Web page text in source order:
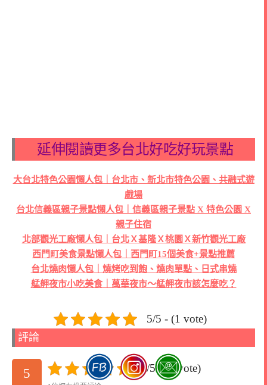
延伸閱讀更多台北好吃好玩景點
大台北特色公園懶人包｜台北市、新北市特色公園、共融式遊
戲場
台北信義區親子景點懶人包｜信義區親子景點 X 特色公園 X
親子住宿
北部觀光工廠懶人包｜台北Ｘ基隆Ｘ桃園Ｘ新竹觀光工廠
西門町美食景點懶人包｜西門町15個美食+景點推薦
台北燒肉懶人包｜燒烤吃到飽、燒肉單點、日式串燒
艋舺夜市小吃美食｜萬華夜市～艋舺夜市該怎麼吃？
5/5 - (1 vote)
評論
5 5/5 - (1 vote)